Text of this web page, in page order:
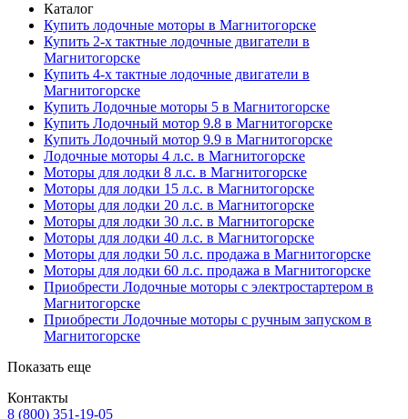
Каталог
Купить лодочные моторы в Магнитогорске
Купить 2-х тактные лодочные двигатели в
Магнитогорске
Купить 4-х тактные лодочные двигатели в
Магнитогорске
Купить Лодочные моторы 5 в Магнитогорске
Купить Лодочный мотор 9.8 в Магнитогорске
Купить Лодочный мотор 9.9 в Магнитогорске
Лодочные моторы 4 л.с. в Магнитогорске
Моторы для лодки 8 л.с. в Магнитогорске
Моторы для лодки 15 л.с. в Магнитогорске
Моторы для лодки 20 л.с. в Магнитогорске
Моторы для лодки 30 л.с. в Магнитогорске
Моторы для лодки 40 л.с. в Магнитогорске
Моторы для лодки 50 л.с. продажа в Магнитогорске
Моторы для лодки 60 л.с. продажа в Магнитогорске
Приобрести Лодочные моторы с электростартером в
Магнитогорске
Приобрести Лодочные моторы с ручным запуском в
Магнитогорске
Показать еще
Контакты
8 (800) 351-19-05